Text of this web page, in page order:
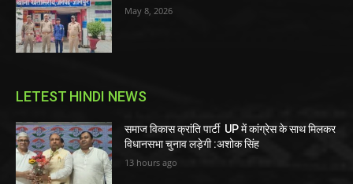
May 8, 2026
LETEST HINDI NEWS
समाज विकास क्रांति पार्टी UP में कांग्रेस के साथ मिलकर
विधानसभा चुनाव लड़ेगी :अशोक सिंह
13 hours ago